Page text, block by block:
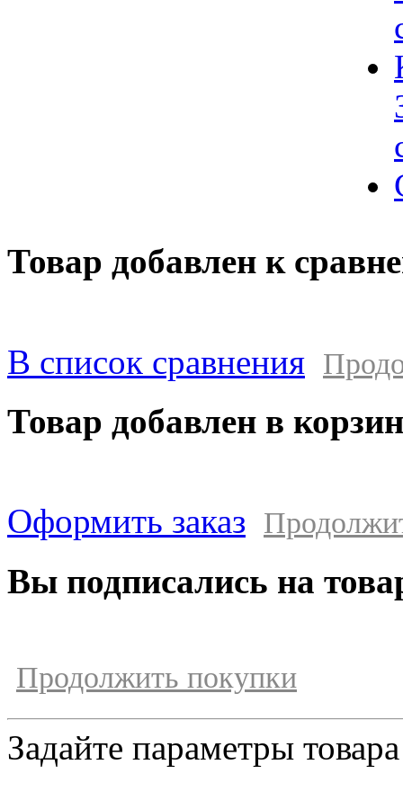
Товар добавлен к
В список сравнения
Товар добавлен в
Оформить заказ
Вы подписались на
Продолжить покупки
Задайте параметры товара